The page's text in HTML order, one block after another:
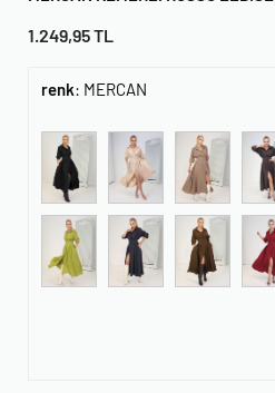
1.249,95TL
renk: MERCAN